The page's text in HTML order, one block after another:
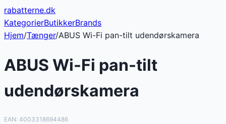
rabatterne.dk
KategorierButikkerBrands
Hjem/Tænger/ABUS Wi-Fi pan-tilt udendørskamera
ABUS Wi-Fi pan-tilt
udendørskamera
EAN: 4003318694486